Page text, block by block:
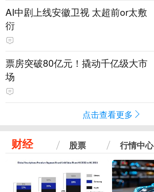
AI中剧上线安徽卫视 太超前or太敷
衍
票房突破80亿元！撬动千亿级大市
场
点击查看更多
财经 股票 行情中心